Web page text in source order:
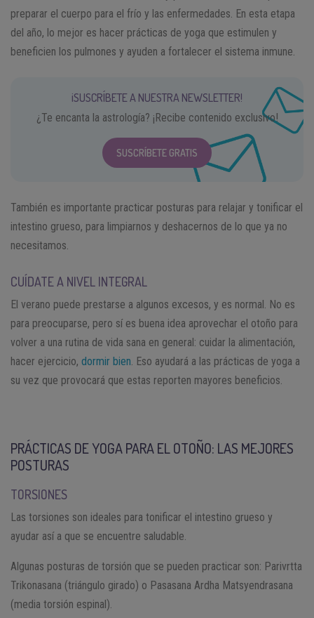
preparar el cuerpo para el frío y las enfermedades. En esta etapa
del año, lo mejor es hacer prácticas de yoga que estimulen y
beneficien los pulmones y ayuden a fortalecer el sistema inmune.
¡SUSCRÍBETE A NUESTRA NEWSLETTER!
¿Te encanta la astrología? ¡Recibe contenido exclusivo!
SUSCRÍBETE GRATIS
También es importante practicar posturas para relajar y tonificar el
intestino grueso, para limpiarnos y deshacernos de lo que ya no
necesitamos.
CUÍDATE A NIVEL INTEGRAL
El verano puede prestarse a algunos excesos, y es normal. No es
para preocuparse, pero sí es buena idea aprovechar el otoño para
volver a una rutina de vida sana en general: cuidar la alimentación,
hacer ejercicio, dormir bien . Eso ayudará a las prácticas de yoga a
su vez que provocará que estas reporten mayores beneficios.
PRÁCTICAS DE YOGA PARA EL OTOÑO: LAS MEJORES
POSTURAS
TORSIONES
Las torsiones son ideales para tonificar el intestino grueso y
ayudar así a que se encuentre saludable.
Algunas posturas de torsión que se pueden practicar son: Parivrtta
Trikonasana (triángulo girado) o Pasasana Ardha Matsyendrasana
(media torsión espinal).